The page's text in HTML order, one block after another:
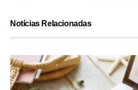
Notícias Relacionadas